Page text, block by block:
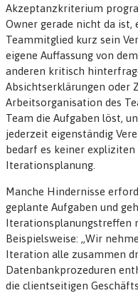
Akzeptanzkriterium
Owner gerade nicht da
Teammitglied kurz sein
eigene Auffassung von
anderen kritisch
Absichtserklärungen oder
Arbeitsorganisation des
Team die Aufgaben löst,
jederzeit eigenständig
bedarf es keiner expliziten
Iterationsplanung.
Manche Hindernisse
geplante Aufgaben und
Iterationsplanungstreffen
Beispielsweise: „Wir
Iteration alle zusammen
Datenbankprozeduren
die clientseitigen